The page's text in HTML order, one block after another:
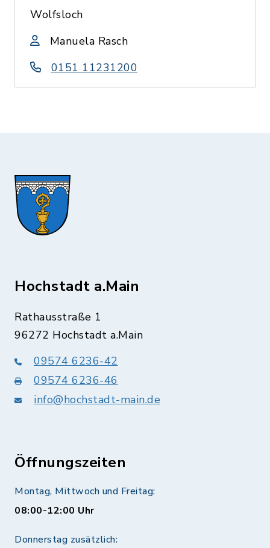
Wolfsloch
Manuela Rasch
0151 11231200
Hochstadt a.Main
Rathausstraße 1
96272 Hochstadt a.Main
09574 6236-42
09574 6236-46
info@hochstadt-main.de
Öffnungszeiten
Montag, Mittwoch und Freitag:
08:00-12:00 Uhr
Donnerstag zusätzlich: